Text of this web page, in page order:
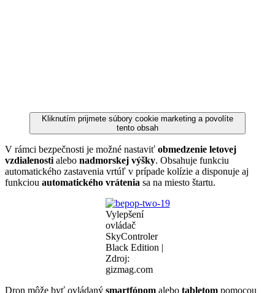
Kliknutím prijmete súbory cookie marketing a povolíte
tento obsah
V rámci bezpečnosti je možné nastaviť obmedzenie letovej
vzdialenosti alebo nadmorskej výšky. Obsahuje funkciu
automatického zastavenia vrtúľ v prípade kolízie a disponuje aj
funkciou automatického vrátenia sa na miesto štartu.
Vylepšení
ovládač
SkyControler
Black Edition |
Zdroj:
gizmag.com
Dron môže byť ovládaný smartfónom alebo tabletom pomocou